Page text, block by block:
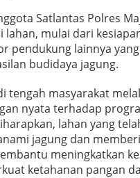
Satlantas Polres
mulai dari
pendukung lainnya
budidaya jagung.
tengah masyarakat
nyata terhadap
lahan yang
jagung dan
meningkatkan
ketahanan pangan